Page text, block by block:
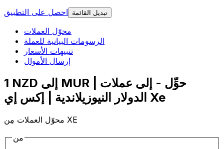
احصل على التطبيق
تبديل القائمة
محوّل العملات
الرسومات البيانية للعملة
تنبيهات الأسعار
إرسال الأموال
1 NZD إلى MUR | حوِّل - إلى عملات
الدولار النيوزيلاندية | إكس إي Xe
محوّل العملات مِن XE
من